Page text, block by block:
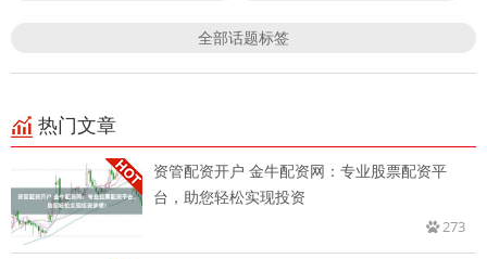
全部话题标签
热门文章
资管配资开户 金牛配资网：专业股票配资平
台，助您轻松实现投资
273